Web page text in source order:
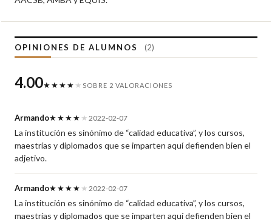
OPINIONES DE ALUMNOS (2)
4.00★★★★ ★ SOBRE 2 VALORACIONES
Armando★★★★ ★ 2022-02-07
La institución es sinónimo de “calidad educativa”, y los cursos,
maestrías y diplomados que se imparten aquí defienden bien el
adjetivo.
Armando★★★★ ★ 2022-02-07
La institución es sinónimo de “calidad educativa”, y los cursos,
maestrías y diplomados que se imparten aquí defienden bien el